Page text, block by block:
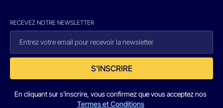
RECEVEZ NOTRE NEWSLETTER
S'INSCRIRE
En cliquant sur s'inscrire, vous confirmez que vous acceptez nos
Termes et Conditions